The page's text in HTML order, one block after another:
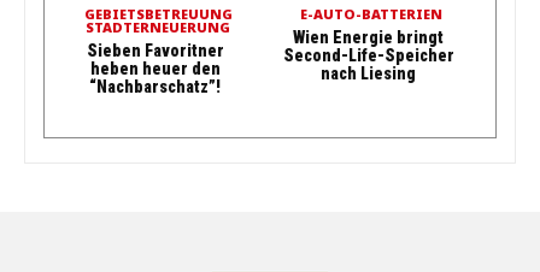
GEBIETSBETREUUNG
STADTERNEUERUNG
Sieben Favoritner
heben heuer den
“Nachbarschatz”!
E-AUTO-BATTERIEN
Wien Energie bringt
Second-Life-Speicher
nach Liesing